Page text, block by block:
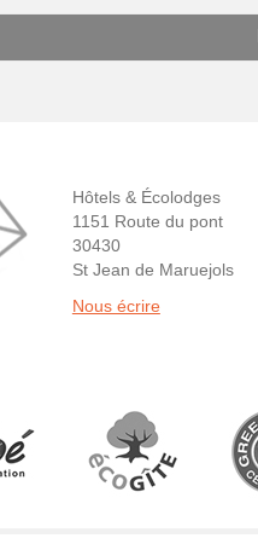
Hôtels & Écolodges
1151 Route du pont
30430
St Jean de Maruejols
Nous écrire